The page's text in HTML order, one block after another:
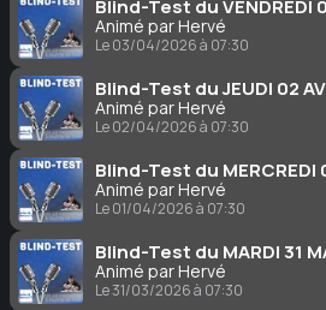
Blind-Test du VENDREDI
Animé par Hervé
Le 03/04/2026 à 07:30
Blind-Test du JEUDI 02
Animé par Hervé
Le 02/04/2026 à 07:30
Blind-Test du MERCREDI
Animé par Hervé
Le 01/04/2026 à 07:30
Blind-Test du MARDI 31
Animé par Hervé
Le 31/03/2026 à 07:30